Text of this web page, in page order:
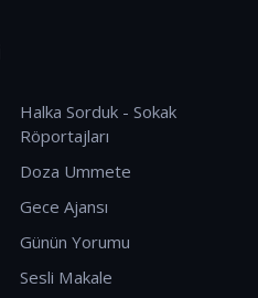
Halka Sorduk - Sokak
Röportajları
Doza Ummete
Gece Ajansı
Günün Yorumu
Sesli Makale